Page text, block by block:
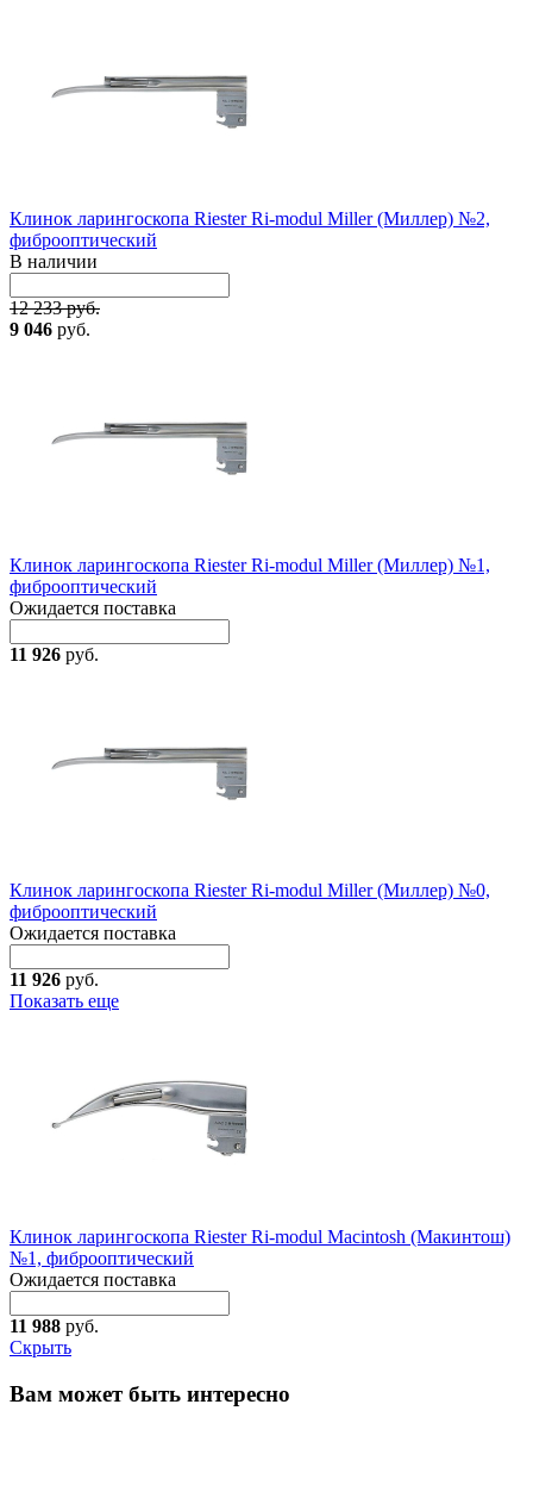
Клинок ларингоскопа Riester Ri-modul Miller (Миллер) №2,
фиброоптический
В наличии
12 233 руб.
9 046 руб.
Клинок ларингоскопа Riester Ri-modul Miller (Миллер) №1,
фиброоптический
Ожидается поставка
11 926 руб.
Клинок ларингоскопа Riester Ri-modul Miller (Миллер) №0,
фиброоптический
Ожидается поставка
11 926 руб.
Показать еще
Клинок ларингоскопа Riester Ri-modul Macintosh (Макинтош)
№1, фиброоптический
Ожидается поставка
11 988 руб.
Скрыть
Вам может быть интересно